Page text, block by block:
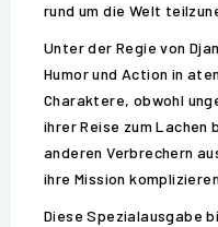
rund um die Welt
Unter der Regie von
Humor und Action in
Charaktere, obwohl
ihrer Reise zum Lachen
anderen Verbrechern
ihre Mission komplizieren.
Diese Spezialausgabe